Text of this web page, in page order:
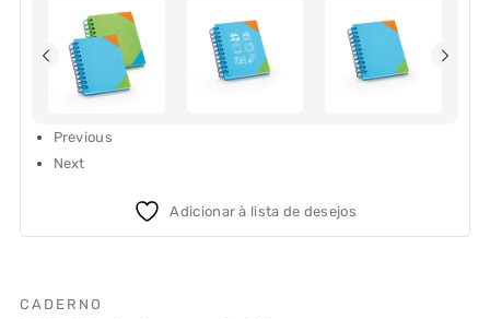
Previous
Next
Adicionar à lista de desejos
CADERNO